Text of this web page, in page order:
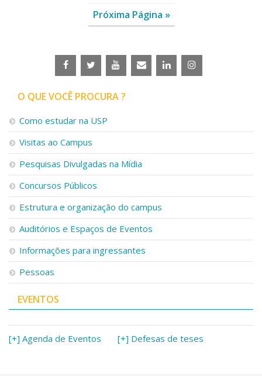
Próxima Página »
O QUE VOCÊ PROCURA ?
Como estudar na USP
Visitas ao Campus
Pesquisas Divulgadas na Mídia
Concursos Públicos
Estrutura e organização do campus
Auditórios e Espaços de Eventos
Informações para ingressantes
Pessoas
EVENTOS
[+] Agenda de Eventos [+] Defesas de teses